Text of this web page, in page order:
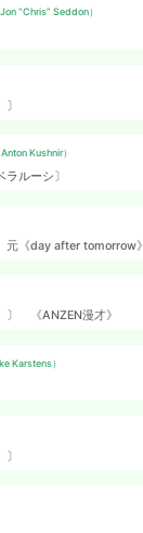
“Chris” Seddon）
Kushnir）
ラルーシ〕
元《day after tomorrow》
〕
《ANZEN漫才》
Karstens）